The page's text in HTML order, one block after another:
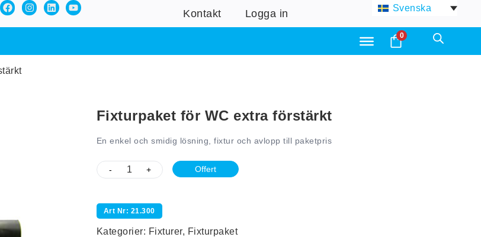
Kontakt Logga in Svenska
0
Fixturpaket för WC extra förstärkt
En enkel och smidig lösning, fixtur och avlopp till paketpris
- + Offert
Art Nr: 21.300
Kategorier: Fixturer, Fixturpaket